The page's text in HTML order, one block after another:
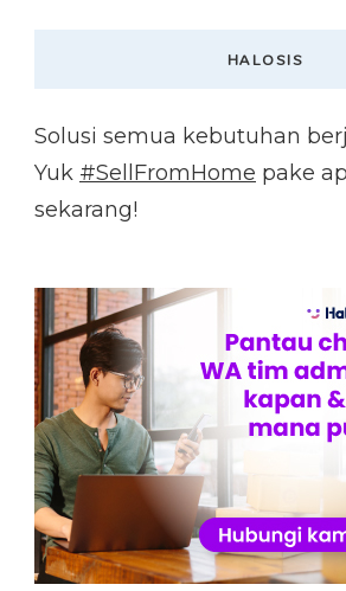
HALOSIS
Solusi semua kebutuhan
Yuk #SellFromHome pake
sekarang!